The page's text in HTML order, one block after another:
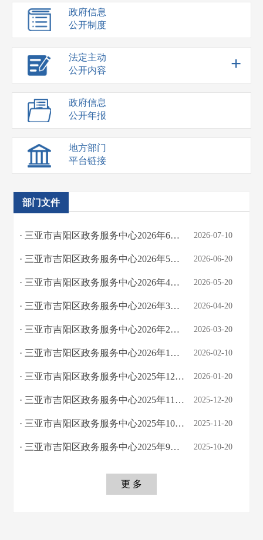
政府信息
公开制度
法定主动
公开内容
+
政府信息
公开年报
地方部门
平台链接
部门文件
· 三亚市吉阳区政务服务中心2026年6月政务大厅办件情况 2026-07-10
· 三亚市吉阳区政务服务中心2026年5月政务大厅办件情况 2026-06-20
· 三亚市吉阳区政务服务中心2026年4月政务大厅办件情况 2026-05-20
· 三亚市吉阳区政务服务中心2026年3月政务大厅办件情况 2026-04-20
· 三亚市吉阳区政务服务中心2026年2月政务大厅办件情况 2026-03-20
· 三亚市吉阳区政务服务中心2026年1月政务大厅办件情况 2026-02-10
· 三亚市吉阳区政务服务中心2025年12月政务大厅办件情况 2026-01-20
· 三亚市吉阳区政务服务中心2025年11月政务大厅办件情况 2025-12-20
· 三亚市吉阳区政务服务中心2025年10月政务大厅办件情况 2025-11-20
· 三亚市吉阳区政务服务中心2025年9月政务大厅办件情况 2025-10-20
更 多